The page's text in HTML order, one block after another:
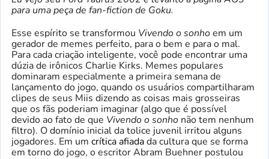
para uma peça de fan-fiction de Goku.
Esse espírito se transformou Vivendo o sonhoem um
gerador de memes perfeito, para o bem e para o mal.
Para cada criação inteligente, você pode encontrar uma
dúzia de irônicos Charlie Kirks. Memes populares
dominaram especialmente a primeira semana de
lançamento do jogo, quando os usuários compartilharam
clipes de seus Miis dizendo as coisas mais grosseiras
que os fãs poderiam imaginar (algo que é possível
devido ao fato de que Vivendo o sonho não tem nenhum
filtro). O domínio inicial da tolice juvenil irritou alguns
jogadores. Em um crítica afiadada cultura que se forma
em torno do jogo, o escritor Abram Buehner postulou